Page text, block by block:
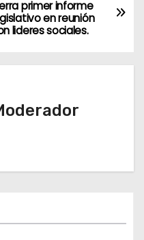
primer informe
en reunión
lideres sociales.